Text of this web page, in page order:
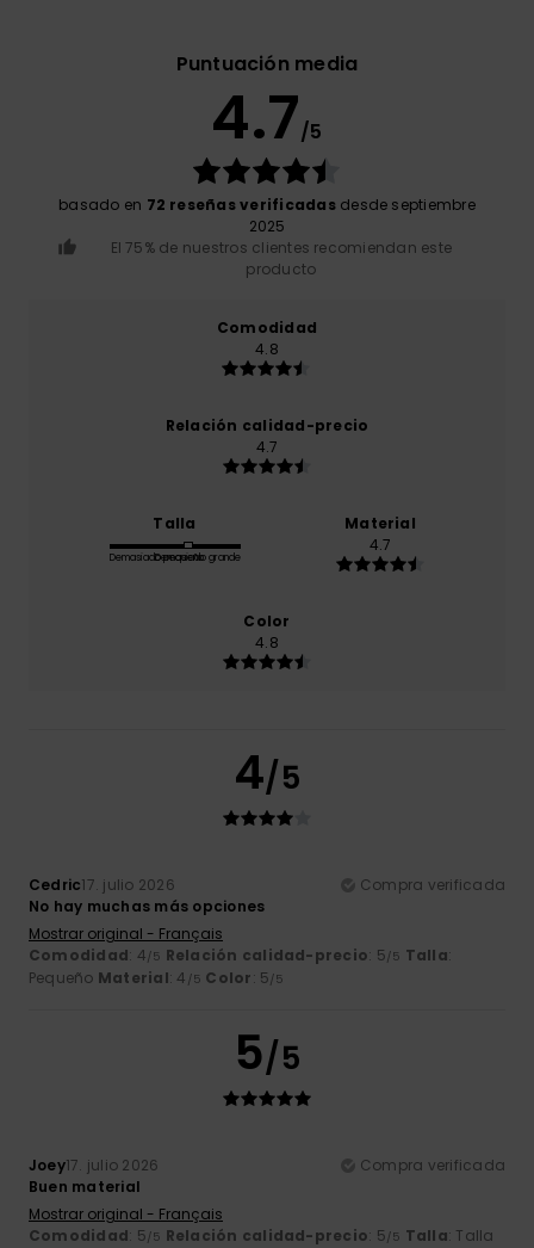
Puntuación media
4.7/5
basado en 72 reseñas verificadasdesde septiembre
2025
El 75% de nuestros clientes recomiendan este
producto
Comodidad
4.8
Relación calidad-precio
4.7
Talla
Demasiado pequeño
Demasiado grande
Material
4.7
Color
4.8
4/5
Cedric17. julio 2026
Compra verificada
No hay muchas más opciones
Mostrar original - Français
Comodidad: 4/5 Relación calidad-precio: 5/5 Talla:
Pequeño Material: 4 /5 Color: 5/5
5/5
Joey17. julio 2026
Compra verificada
Buen material
Mostrar original - Français
Comodidad: 5/5 Relación calidad-precio: 5/5 Talla: Talla